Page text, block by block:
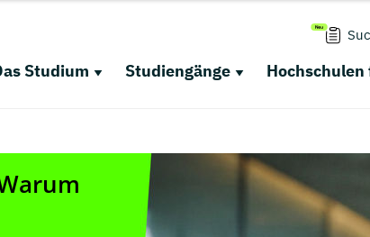
Studium Studiengänge